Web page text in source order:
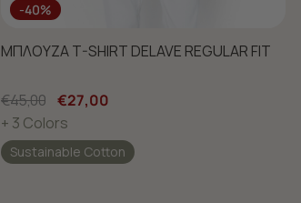
-40%
ΜΠΛΟΥΖΑ T-SHIRT DELAVE REGULAR FIT
€45,00 €27,00
+ 3 Colors
Sustainable Cotton